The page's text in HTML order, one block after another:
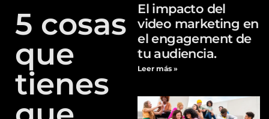
5 cosas
que
tienes
El impacto del
video marketing en
el engagement de
tu audiencia.
Leer más »